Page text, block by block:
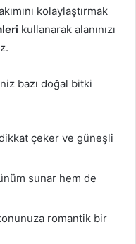
kolaylaştırmak
kullanarak alanınızı
bazı doğal bitki
çeker ve güneşli
sunar hem de
romantik bir